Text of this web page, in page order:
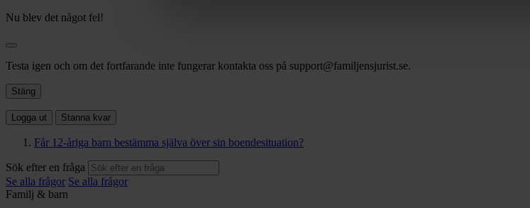
Nu blev det något fel!
Testa igen och om det fortfarande inte fungerar kontakta oss på support@familjensjurist.se.
Stäng
Logga ut Stanna kvar
Får 12-åriga barn bestämma själva över sin boendesituation?
Sök efter en fråga
Se alla frågor Se alla frågor
Familj & barn